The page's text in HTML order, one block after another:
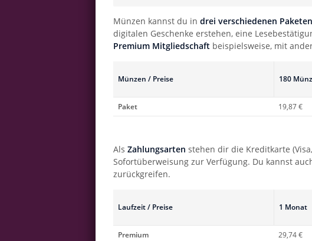
Münzen kannst du in drei verschiedenen Paketen
digitalen Geschenke erstehen, eine
Premium Mitgliedschaft beispielsweise, mit
Münzen / Preise 180
Paket 19,87 €
Als Zahlungsarten stehen dir die Kreditkarte
Sofortüberweisung zur Verfügung. Du kannst
zurückgreifen.
Laufzeit / Preise 1 Monat
Premium 29,74 €